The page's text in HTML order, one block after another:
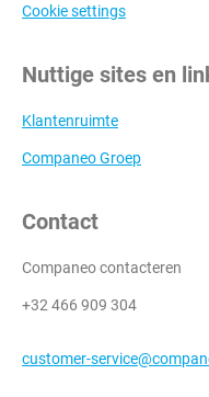
Cookie settings
Nuttige sites en
Klantenruimte
Companeo Groep
Contact
Companeo contacteren
+32 466 909 304
customer-